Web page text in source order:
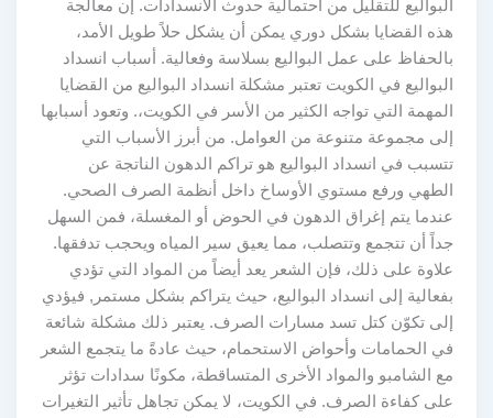
البواليع للتقليل من احتمالية حدوث الانسدادات. إن معالجة
هذه القضايا بشكل دوري يمكن أن يشكل حلاً طويل الأمد،
بالحفاظ على عمل البواليع بسلاسة وفعالية. أسباب انسداد
البواليع في الكويت تعتبر مشكلة انسداد البواليع من القضايا
المهمة التي تواجه الكثير من الأسر في الكويت،. وتعود أسبابها
إلى مجموعة متنوعة من العوامل. من أبرز الأسباب التي
تتسبب في انسداد البواليع هو تراكم الدهون الناتجة عن
الطهي ورفع مستوي الأوساخ داخل أنظمة الصرف الصحي.
عندما يتم إغراق الدهون في الحوض أو المغسلة، فمن السهل
جداً أن تتجمع وتتصلب، مما يعيق سير المياه ويحجب تدفقها.
علاوة على ذلك، فإن الشعر يعد أيضاً من المواد التي تؤدي
بفعالية إلى انسداد البواليع، حيث يتراكم بشكل مستمر, فيؤدي
إلى تكوّن كتل تسد مسارات الصرف. يعتبر ذلك مشكلة شائعة
في الحمامات وأحواض الاستحمام، حيث عادةً ما يتجمع الشعر
مع الشامبو والمواد الأخرى المتساقطة، مكونًا سدادات تؤثر
على كفاءة الصرف. في الكويت، لا يمكن تجاهل تأثير التغيرات